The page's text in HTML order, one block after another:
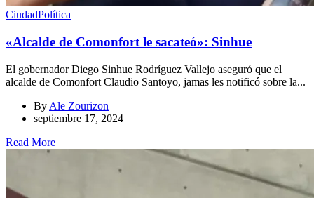
CiudadPolítica
«Alcalde de Comonfort le sacateó»: Sinhue
El gobernador Diego Sinhue Rodríguez Vallejo aseguró que el
alcalde de Comonfort Claudio Santoyo, jamas les notificó sobre la...
By Ale Zourizon
septiembre 17, 2024
Read More